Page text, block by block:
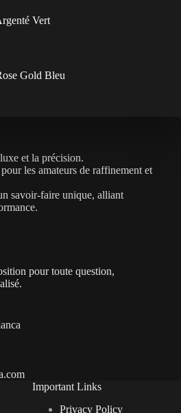
Vert
Gold Bleu
et la précision.
les amateurs de raffinement et
savoir-faire unique, alliant
pour toute question,
Important Links
Privacy Policy